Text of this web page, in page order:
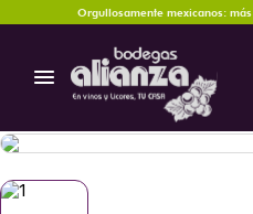
Orgullosamente mexicanos: